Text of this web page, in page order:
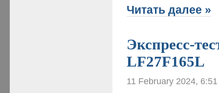
Читать далее »
Экспресс-
LF27F165L
11 February 2024,